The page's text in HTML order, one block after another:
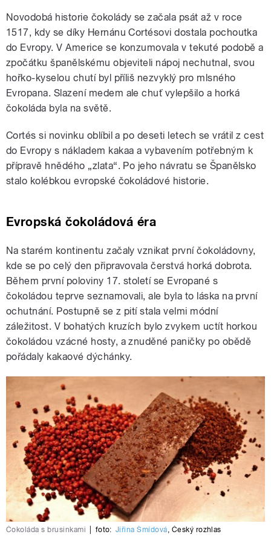
Novodobá historie čokolády se začala psát až v roce
1517, kdy se díky Hernánu Cortésovi dostala pochoutka
do Evropy. V Americe se konzumovala v tekuté podobě a
zpočátku španělskému objeviteli nápoj nechutnal, svou
hořko-kyselou chutí byl příliš nezvyklý pro mlsného
Evropana. Slazení medem ale chuť vylepšilo a horká
čokoláda byla na světě.
Cortés si novinku oblíbil a po deseti letech se vrátil z cest
do Evropy s nákladem kakaa a vybavením potřebným k
přípravě hnědého „zlata“. Po jeho návratu se Španělsko
stalo kolébkou evropské čokoládové historie.
Evropská čokoládová éra
Na starém kontinentu začaly vznikat první čokoládovny,
kde se po celý den připravovala čerstvá horká dobrota.
Během první poloviny 17. století se Evropané s
čokoládou teprve seznamovali, ale byla to láska na první
ochutnání. Postupně se z pití stala velmi módní
záležitost. V bohatých kruzích bylo zvykem uctít horkou
čokoládou vzácné hosty, a znuděné paničky po obědě
pořádaly kakaové dýchánky.
Čokoláda s brusinkami foto: Jiřina Šmídová, Český rozhlas